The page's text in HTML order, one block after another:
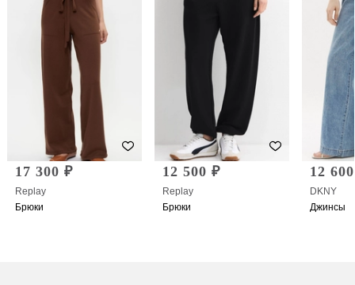
17 300 ₽
Replay
Брюки
12 500 ₽
Replay
Брюки
12
DKNY
Джинсы